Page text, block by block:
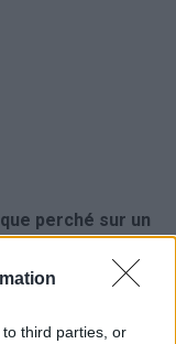
third parties, or
perché sur un